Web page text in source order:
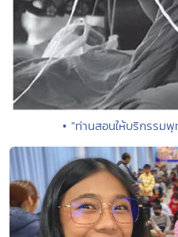
• "ท่านสอนให้บริกรรม